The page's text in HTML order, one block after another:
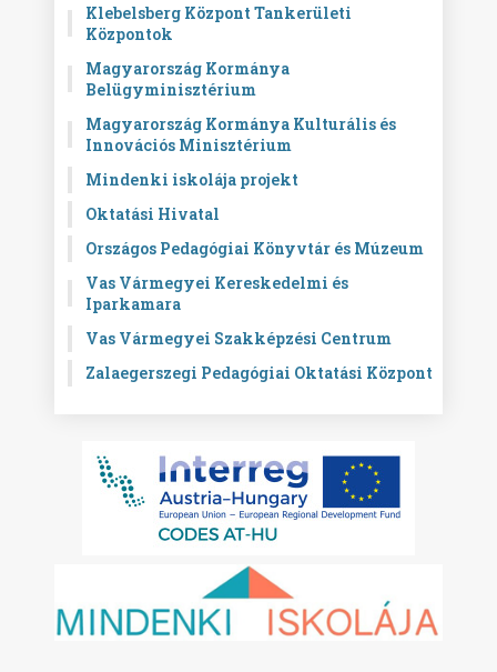
Klebelsberg Központ Tankerületi
Központok
Magyarország Kormánya
Belügyminisztérium
Magyarország Kormánya Kulturális és
Innovációs Minisztérium
Mindenki iskolája projekt
Oktatási Hivatal
Országos Pedagógiai Könyvtár és Múzeum
Vas Vármegyei Kereskedelmi és
Iparkamara
Vas Vármegyei Szakképzési Centrum
Zalaegerszegi Pedagógiai Oktatási Központ